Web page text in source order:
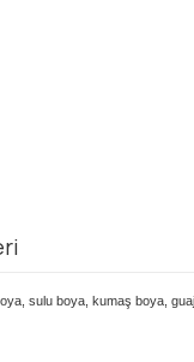
sulu boya, kumaş boya,